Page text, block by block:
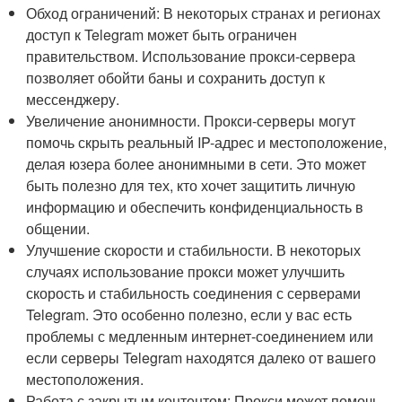
Обход ограничений: В некоторых странах и регионах
доступ к Telegram может быть ограничен
правительством. Использование прокси-сервера
позволяет обойти баны и сохранить доступ к
мессенджеру.
Увеличение анонимности. Прокси-серверы могут
помочь скрыть реальный IP-адрес и местоположение,
делая юзера более анонимными в сети. Это может
быть полезно для тех, кто хочет защитить личную
информацию и обеспечить конфиденциальность в
общении.
Улучшение скорости и стабильности. В некоторых
случаях использование прокси может улучшить
скорость и стабильность соединения с серверами
Telegram. Это особенно полезно, если у вас есть
проблемы с медленным интернет-соединением или
если серверы Telegram находятся далеко от вашего
местоположения.